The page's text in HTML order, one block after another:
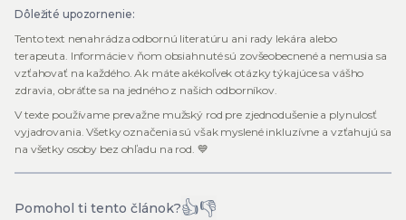
Dôležité upozornenie:
Tento text nenahrádza odbornú literatúru ani rady lekára alebo
terapeuta. Informácie v ňom obsiahnuté sú zovšeobecnené a nemusia sa
vzťahovať na každého. Ak máte akékoľvek otázky týkajúce sa vášho
zdravia, obráťte sa na jedného z našich odborníkov.
V texte používame prevažne mužský rod pre zjednodušenie a plynulosť
vyjadrovania. Všetky označenia sú však myslené inkluzívne a vzťahujú sa
na všetky osoby bez ohľadu na rod. 💙
Pomohol ti tento článok?👍👎